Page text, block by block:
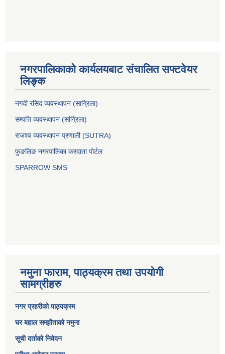
नगरपालिकाको कार्यलयबाट संचालित सफ्टवेयर
लिङ्क
नगदी रसिद व्यवस्थापन (साग्रिला)
सम्पत्ति व्यवस्थापन (सांग्रिला)
राजश्व व्यवस्थापन प्रणाली (SUTRA)
फुङलिङ नगरपालिका करदाता पोर्टल
SPARROW SMS
नमुना फाराम, पाठ्यक्रम तथा उपयोगी
सामग्रीहरु
नगर प्रहरीको पाठ्यक्रम
घर बहाल सम्झौताको नमुना
सूची दर्ताको निवेदन